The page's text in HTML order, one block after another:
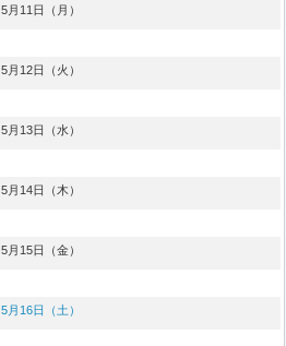
5月11日（月）
5月12日（火）
5月13日（水）
5月14日（木）
5月15日（金）
5月16日（土）